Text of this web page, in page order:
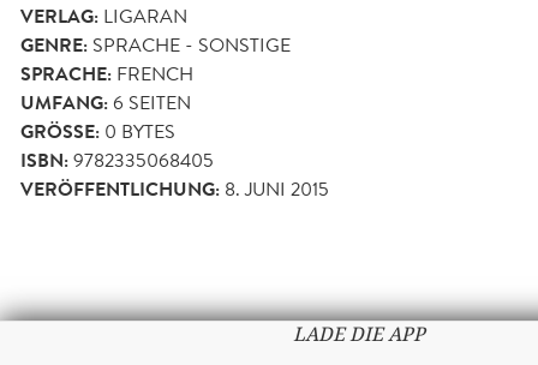
VERLAG: LIGARAN
GENRE: SPRACHE - SONSTIGE
SPRACHE: FRENCH
UMFANG:6 SEITEN
GRÖSSE: 0 BYTES
ISBN:9782335068405
VERÖFFENTLICHUNG: 8. JUNI 2015
LADE DIE APP